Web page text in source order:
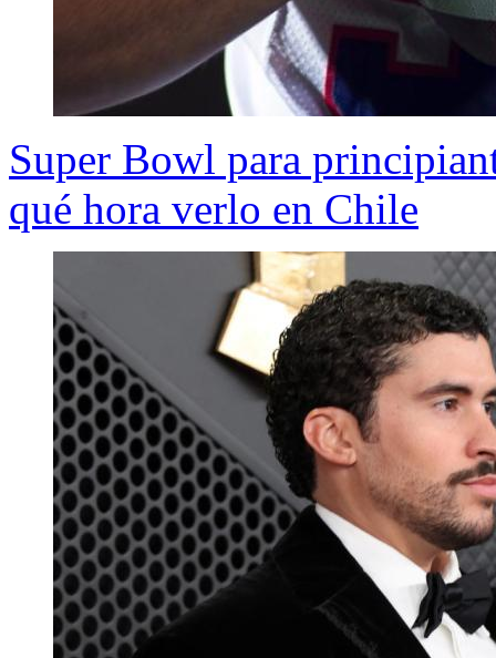
Super Bowl para
qué hora verlo en Chile